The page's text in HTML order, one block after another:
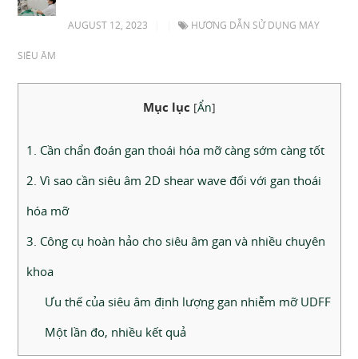
AUGUST 12, 2023 HƯỚNG DẪN SỬ DỤNG MÁY
SIÊU ÂM
Mục lục [Ẩn]
1. Cần chẩn đoán gan thoái hóa mỡ càng sớm càng tốt
2. Vì sao cần siêu âm 2D shear wave đối với gan thoái
hóa mỡ
3. Công cụ hoàn hảo cho siêu âm gan và nhiều chuyên
khoa
Ưu thế của siêu âm định lượng gan nhiễm mỡ UDFF
Một lần đo, nhiều kết quả